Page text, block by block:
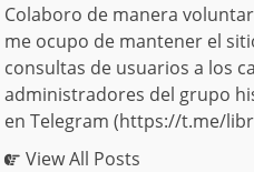
Colaboro de manera
me ocupo de mantener el
consultas de usuarios a los
administradores del grupo
en Telegram (https://t.me/
View All Posts